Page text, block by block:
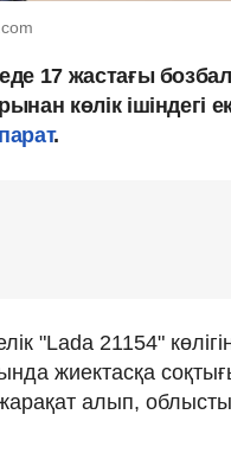
17 жастағы
көлік ішіндегі
.
"Lada 21154"
жиектасқа
алып,